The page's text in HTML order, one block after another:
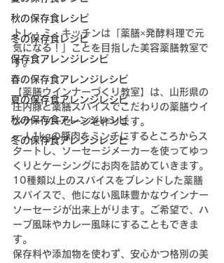
秋の保存食レシピ
冬の保存食レシピ
保存食アレンジレシピ
春の保存食アレンジレシピ
夏の保存食アレンジレシピ
秋の保存食アレンジレシピ
冬の保存食アレンジレシピ
トレ・ミ・キッチンは「薬膳×発酵料理で元
気になる！」ことを目指した美容薬膳教室で
す。
【薬膳ウインナーづくり教室】は、山形県の
庄内豚と薬膳スパイスでこだわりの薬膳ウイ
ンナーソーセージを作ります。
一人1kgの豚肉をミンチにするところからス
タートし、ソーセージメーカーを使ってゆっ
くりとケーシングにお肉を詰めていきます。
10種類以上のスパイスをブレンドした薬膳
スパイスで、他にない風味豊かなウインナー
ソーセージが出来上がります。ご希望で、ハ
ーブ風味やカレー風味にすることもできま
す。
保存料や添加物を使わず、安心かつ格別の美